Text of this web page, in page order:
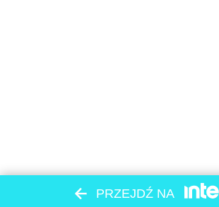
PRZEJDŹ NA